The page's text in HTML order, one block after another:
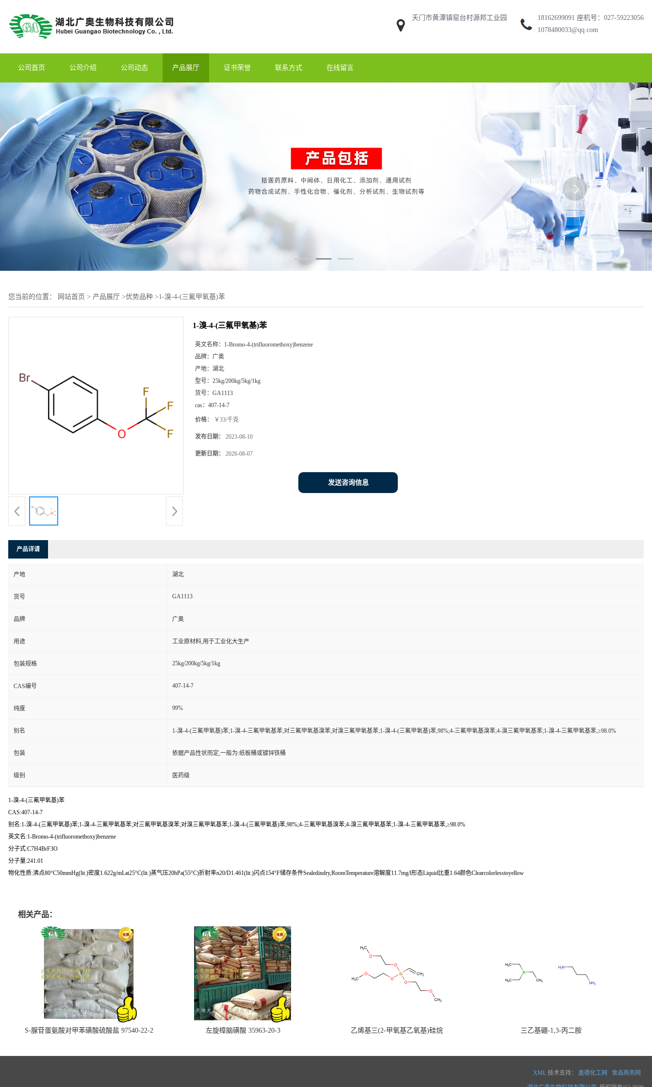
天门市黄潭镇窑台村源邦工业园
18162699091 座机号：027-59223056
1078480033@qq.com
公司首页 公司介绍 公司动态 产品展厅 证书荣誉 联系方式 在线留言
您当前的位置： 网站首页 > 产品展厅 >优势品种 >1-溴-4-(三氟甲氧基)苯
1-溴-4-(三氟甲氧基)苯
英文名称： 1-Bromo-4-(trifluoromethoxy)benzene
品牌： 广奥
产地： 湖北
型号： 25kg/200kg/5kg/1kg
货号： GA1113
cas： 407-14-7
价格： ￥33/千克
发布日期： 2023-08-10
更新日期： 2026-08-07
发送咨询信息
产品详请
产地 湖北
货号 GA1113
品牌 广奥
用途 工业原材料,用于工业化大生产
包装规格 25kg/200kg/5kg/1kg
CAS编号 407-14-7
纯度 99%
别名 1-溴-4-(三氟甲氧基)苯;1-溴-4-三氟甲氧基苯;对三氟甲氧基溴苯;对溴三氟甲氧基苯;1-溴-4-(三氟甲氧基)苯,98%;4-三氟甲氧基溴苯;4-溴三氟甲氧基苯;1-溴-4-三氟甲氧基苯,≥98.0%
包装 依据产品性状而定,一般为:纸板桶或镀锌铁桶
级别 医药级
1-溴-4-(三氟甲氧基)苯
CAS:407-14-7
别名:1-溴-4-(三氟甲氧基)苯;1-溴-4-三氟甲氧基苯;对三氟甲氧基溴苯;对溴三氟甲氧基苯;1-溴-4-(三氟甲氧基)苯,98%;4-三氟甲氧基溴苯;4-溴三氟甲氧基苯;1-溴-4-三氟甲氧基苯,≥98.0%
英文名:1-Bromo-4-(trifluoromethoxy)benzene
分子式:C7H4BrF3O
分子量:241.01
物化性质:沸点80°C50mmHg(lit.)密度1.622g/mLat25°C(lit.)蒸气压20hPa(55°C)折射率n20/D1.461(lit.)闪点154°F储存条件Sealedindry,RoomTemperature溶解度11.7mg/l形态Liquid比重1.64颜色Clearcolorlesstoyellow
相关产品：
S-腺苷蛋氨酸对甲苯磺酸硫酸盐 97540-22-2 左旋樟脑磺酸 35963-20-3 乙烯基三(2-甲氧基乙氧基)硅烷 三乙基硼-1,3-丙二胺
XML 技术支持： 盖德化工网 食品商务网